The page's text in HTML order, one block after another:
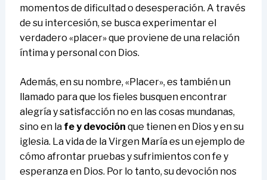
momentos de dificultad o desesperación. A través
de su intercesión, se busca experimentar el
verdadero «placer» que proviene de una relación
íntima y personal con Dios.
Además, en su nombre, «Placer», es también un
llamado para que los fieles busquen encontrar
alegría y satisfacción no en las cosas mundanas,
sino en la fe y devoción que tienen en Dios y en su
iglesia. La vida de la Virgen María es un ejemplo de
cómo afrontar pruebas y sufrimientos con fe y
esperanza en Dios. Por lo tanto, su devoción nos